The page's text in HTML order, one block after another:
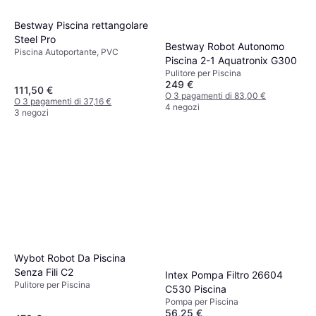
Bestway Piscina rettangolare
Steel Pro
Piscina Autoportante, PVC
111,50 €
O 3 pagamenti di 37,16 €
3 negozi
Bestway Robot Autonomo
Piscina 2-1 Aquatronix G300
Pulitore per Piscina
249 €
O 3 pagamenti di 83,00 €
4 negozi
Wybot Robot Da Piscina
Senza Fili C2
Pulitore per Piscina
Intex Pompa Filtro 26604
C530 Piscina
Pompa per Piscina
56,25 €